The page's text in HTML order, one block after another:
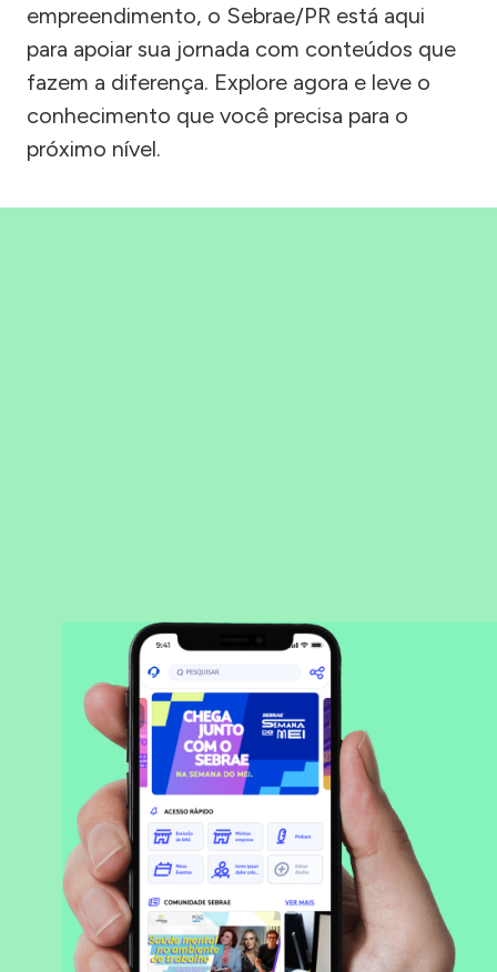
empreendimento, o Sebrae/PR está aqui
para apoiar sua jornada com conteúdos que
fazem a diferença. Explore agora e leve o
conhecimento que você precisa para o
próximo nível.